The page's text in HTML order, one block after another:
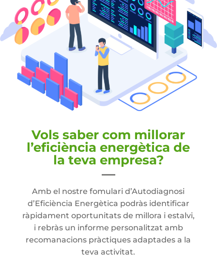
Vols saber com millorar
l’eficiència energètica de
la teva empresa?
Amb el nostre fomulari d’Autodiagnosi
d’Eficiència Energètica podràs identificar
ràpidament oportunitats de millora i estalvi,
i rebràs un informe personalitzat amb
recomanacions pràctiques adaptades a la
teva activitat.